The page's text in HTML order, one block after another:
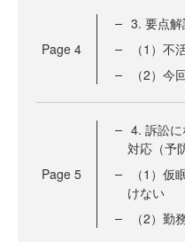
Page 4
3. 要点
（1）不
（2）今
Page 5
4. 訴訟
対応（予
（1）
けない
（2）